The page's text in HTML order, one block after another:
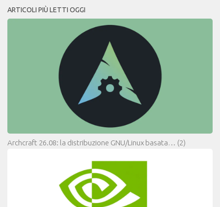
ARTICOLI PIÙ LETTI OGGI
Archcraft 26.08: la distribuzione GNU/Linux basata… (2)